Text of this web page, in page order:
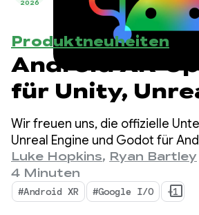
2026
Produktneuheiten
Android XR-
für Unity,
Godot
Wir freuen uns, die offizielle
Unreal Engine und Godot für
bekanntzugeben. Außerdem
Tools ein, mit denen Sie Ihre
und neue XR-Funktionen nutzen
Android XR Engine Hub und das
Luke Hopkins, Ryan Bartley
4 Minuten
#Android XR #Google I/O +1